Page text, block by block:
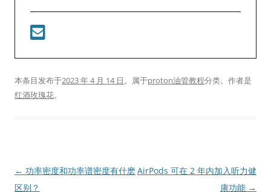
本条目发布于2023 年 4 月 14 日。属于proton油管教程分类。 作者是
红酒玫瑰花。
文
章
← 功率密度和功率谱密度有什麽
区别？
AirPods 可在 2 年内加入听力健
康功能 →